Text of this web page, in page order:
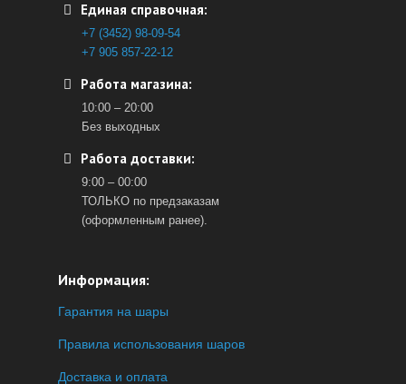
Единая справочная:
+7 (3452) 98-09-54
+7 905 857-22-12
Работа магазина:
10:00 – 20:00
Без выходных
Работа доставки:
9:00 – 00:00
ТОЛЬКО по предзаказам
(оформленным ранее).
Информация:
Гарантия на шары
Правила использования шаров
Доставка и оплата